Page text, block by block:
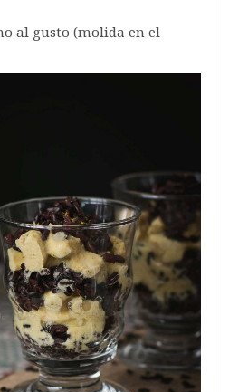
al gusto (molida en el